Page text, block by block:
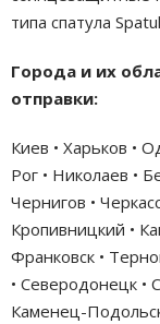
типа спатула
Города и их
отправки:
Киев • Харьков •
Рог • Николаев •
Чернигов •
Кропивницкий •
Франковск •
• Северодонецк •
Каменец-